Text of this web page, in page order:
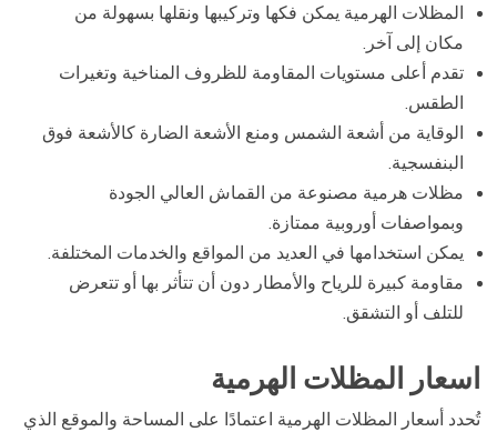
المظلات الهرمية يمكن فكها وتركيبها ونقلها بسهولة من
مكان إلى آخر.
تقدم أعلى مستويات المقاومة للظروف المناخية وتغيرات
الطقس.
الوقاية من أشعة الشمس ومنع الأشعة الضارة كالأشعة فوق
البنفسجية.
مظلات هرمية مصنوعة من القماش العالي الجودة
وبمواصفات أوروبية ممتازة.
يمكن استخدامها في العديد من المواقع والخدمات المختلفة.
مقاومة كبيرة للرياح والأمطار دون أن تتأثر بها أو تتعرض
للتلف أو التشقق.
اسعار المظلات الهرمية
تُحدد أسعار المظلات الهرمية اعتمادًا على المساحة والموقع الذي